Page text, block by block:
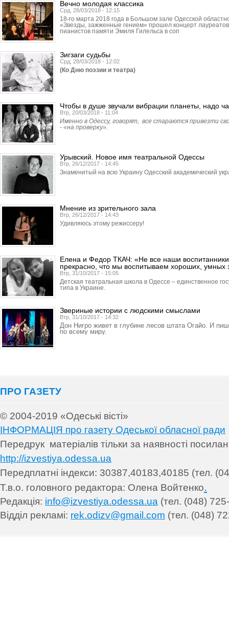
Вечно молодая классика
Срд, 28/03/2018 - 12:15
18-го марта 2018 года в Большом зале Одесской
«Звезды, зажженные гением» прошел концерт
пианистов памяти Эмиля Гилельса в соп
Зигзаги судьбы
Срд, 28/03/2018 - 12:02
(Ко Дню поэзии и театра)
Чтобы в душе звучали вибрации планеты, надо
Втр, 20/03/2018 - 11:04
Именно в Одессу, говорят, все стараются привезти
- «на проверку».
Урывский. Новое имя театральной Одессы
Втр, 26/12/2017 - 14:45
Знаменитый на всю Украину Одесский академический
Мнение из зрительного зала
Втр, 26/12/2017 - 14:43
Удивляюсь этому режиссеру!
Елена и Федор ТКАЧ: «Не все наши
прекрасно, что мы воспитываем хороших, умных
Втр, 31/10/2017 - 15:05
Детская театральная школа в Одессе – единственное
типа в Украине.
Звериные истории с людскими смыслами
Втр, 31/10/2017 - 14:32
Дон Нигро живет в глубине лесов штата Огайо. И
по всему миру.
ПРО ГАЗЕТУ
© 2004-2019 «Одеські вісті»
ІНФОРМАЦІЯ про газету Одеської обласної ради
Передрук матеріалів тільки за наявності
http://izvestiya.odessa.ua
Передплатні індекси: 30387,40183,40185 (тел.
Т.в.о. головного редактора: Олена Войтенко.
Редакція: info@izvestiya.odessa.ua (тел. (048)
Відділ рекламі: rek.odizv@gmail.com (тел. (048)